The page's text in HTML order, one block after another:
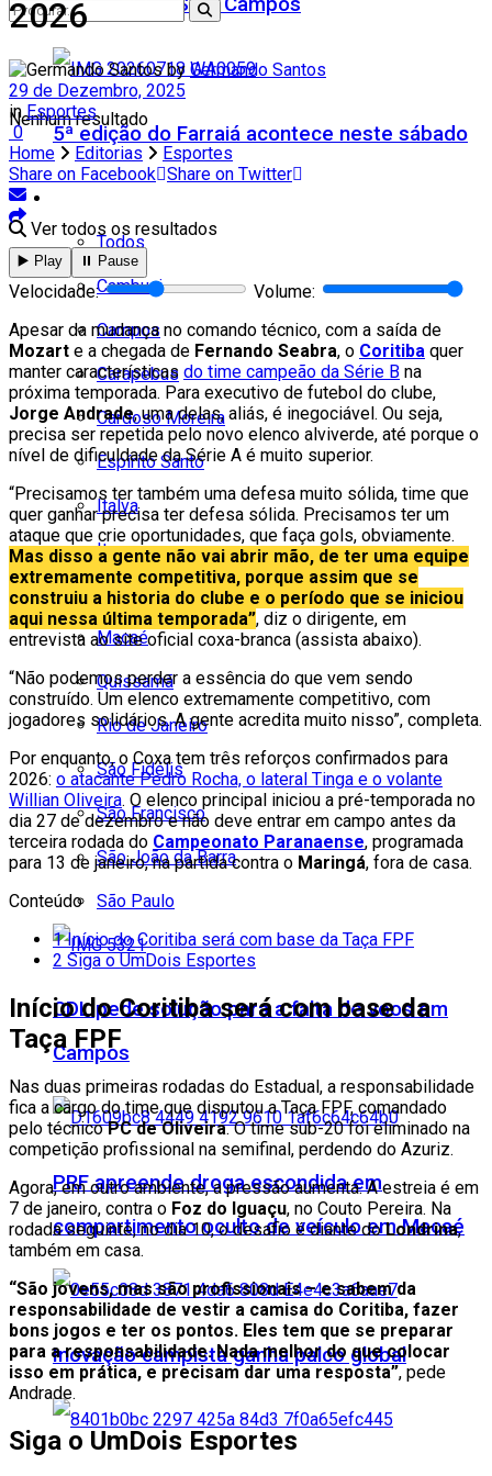
Teatro Firjan SESI Campos
5ª edição do Farraiá acontece neste sábado
Todos
Cambuci
Campos
Carapebus
Cardoso Moreira
Espírito Santo
Italva
Itaocara
Itaperuna
Macaé
Quissamã
Rio de Janeiro
São Fidélis
São Francisco
São João da Barra
São Paulo
CDL pede solução para a falta de voos em
Campos
PRF apreende droga escondida em
compartimento oculto de veículo em Macaé
Inovação campista ganha palco global
Nenhum resultado
Ver todos os resultados
2026
by Germando Santos
29 de Dezembro, 2025
in Esportes
0
Home
Editorias
Esportes
Share on Facebook Share on Twitter
▶️ Play ⏸️ Pause
Velocidade:
Volume:
Apesar da mudança no comando técnico, com a saída de
Mozart e a chegada de Fernando Seabra, o Coritiba quer
manter características do time campeão da Série B na
próxima temporada. Para executivo de futebol do clube,
Jorge Andrade, uma delas, aliás, é inegociável. Ou seja,
precisa ser repetida pelo novo elenco alviverde, até porque o
nível de dificuldade da Série A é muito superior.
“Precisamos ter também uma defesa muito sólida, time que
quer ganhar precisa ter defesa sólida. Precisamos ter um
ataque que crie oportunidades, que faça gols, obviamente.
Mas disso a gente não vai abrir mão, de ter uma equipe
extremamente competitiva, porque assim que se
construiu a historia do clube e o período que se iniciou
aqui nessa última temporada”, diz o dirigente, em
entrevista ao site oficial coxa-branca (assista abaixo).
“Não podemos perder a essência do que vem sendo
construído. Um elenco extremamente competitivo, com
jogadores solidários. A gente acredita muito nisso”, completa.
Por enquanto, o Coxa tem três reforços confirmados para
2026: o atacante Pedro Rocha, o lateral Tinga e o volante
Willian Oliveira. O elenco principal iniciou a pré-temporada no
dia 27 de dezembro e não deve entrar em campo antes da
terceira rodada do Campeonato Paranaense, programada
para 13 de janeiro, na partida contra o Maringá, fora de casa.
Conteúdo
1Início do Coritiba será com base da Taça FPF
2 Siga o UmDois Esportes
Início do Coritiba será com base da
Taça FPF
Nas duas primeiras rodadas do Estadual, a responsabilidade
fica a cargo do time que disputou a Taça FPF, comandado
pelo técnicoPC de Oliveira. O time sub-20 foi eliminado na
competição profissional na semifinal, perdendo do Azuriz.
Agora, em outro ambiente, a pressão aumenta. A estreia é em
7 de janeiro, contra o Foz do Iguaçu, no Couto Pereira. Na
rodada seguinte, no dia 10, o desafio é diante doLondrina,
também em casa.
“São jovens, mas são profissionais – e sabem da
responsabilidade de vestir a camisa do Coritiba, fazer
bons jogos e ter os pontos. Eles tem que se preparar
para a responsabilidade. Nada melhor do que colocar
isso em prática, e precisam dar uma resposta”, pede
Andrade.
Siga o UmDois Esportes